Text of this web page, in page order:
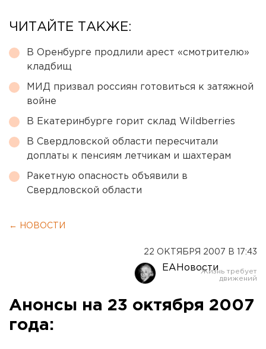
ЧИТАЙТЕ ТАКЖЕ:
В Оренбурге продлили арест «смотрителю»
кладбищ
МИД призвал россиян готовиться к затяжной
войне
В Екатеринбурге горит склад Wildberries
В Свердловской области пересчитали
доплаты к пенсиям летчикам и шахтерам
Ракетную опасность объявили в
Свердловской области
← НОВОСТИ
22 ОКТЯБРЯ 2007 В 17:43
ЕАНовости
Анонсы на 23 октября 2007
года: